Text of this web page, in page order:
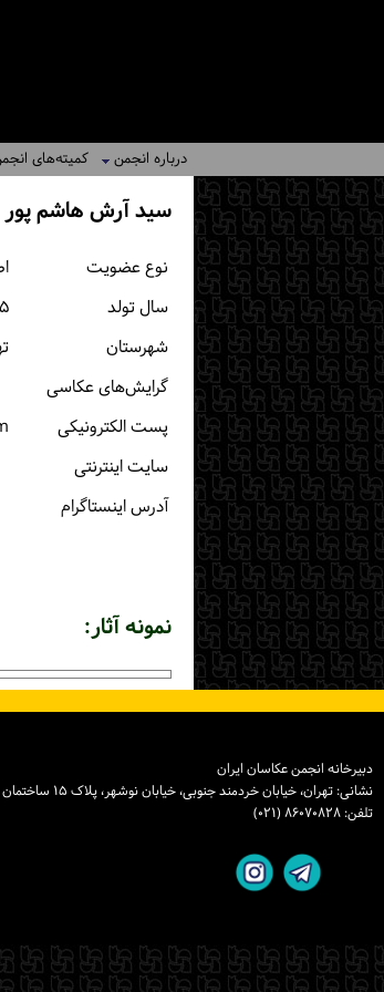
درباره انجمن کمیته‌های
سید آرش هاشم پور
نوع عضویت
سال تولد
شهرستان
گرایش‌های عکاسی
پست الكترونیكی
سایت اینترنتی
آدرس اینستاگرام
نمونه آثار:
دبیرخانه انجمن عکاسان ایران
نشانی: تهران، خیابان خردمند جنوبی، خیابان نوشهر، پلاک ۱۵ ساختمان شماره ۲ خانه هنرمندان ایران، واحد ۸
تلفن: ۸۶۰۷۰۸۲۸ (۰۲۱)